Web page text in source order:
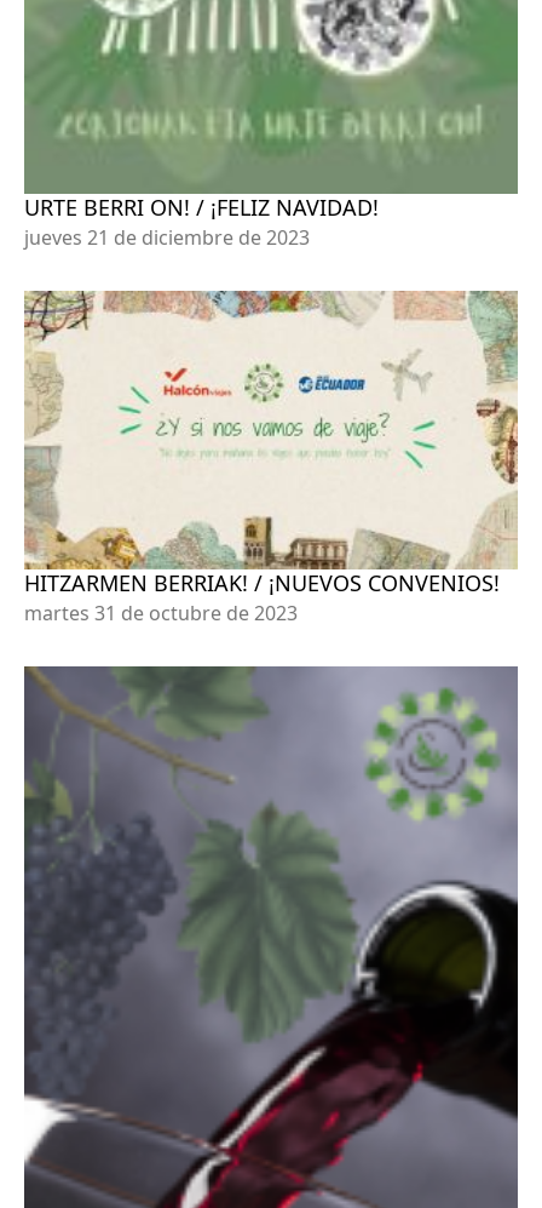
URTE BERRI ON! / ¡FELIZ NAVIDAD!
jueves 21 de diciembre de 2023
HITZARMEN BERRIAK! / ¡NUEVOS CONVENIOS!
martes 31 de octubre de 2023